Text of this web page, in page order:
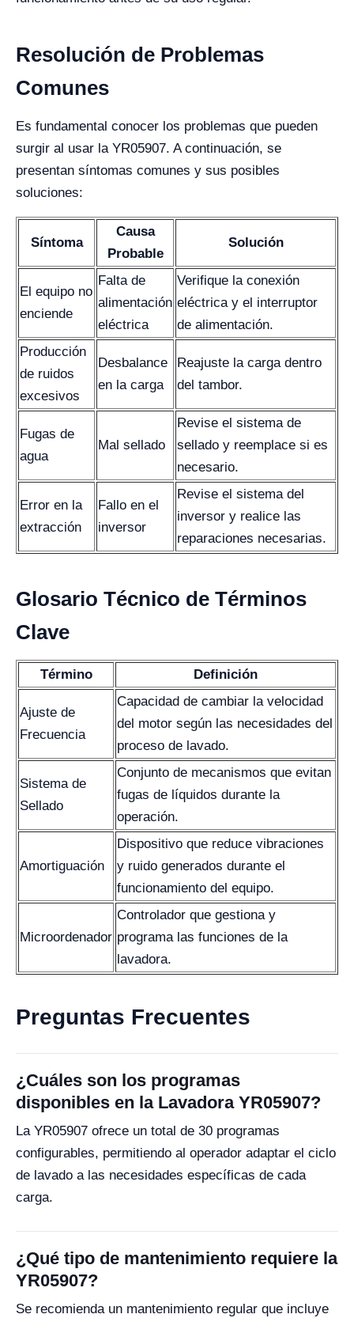
Resolución de Problemas
Comunes
Es fundamental conocer los problemas que pueden
surgir al usar la YR05907. A continuación, se
presentan síntomas comunes y sus posibles
soluciones:
Síntoma
Causa
Probable
Solución
El equipo no
enciende
Falta de
alimentación
eléctrica
Verifique la conexión
eléctrica y el interruptor
de alimentación.
Producción
de ruidos
excesivos
Desbalance
en la carga
Reajuste la carga dentro
del tambor.
Fugas de
agua
Mal sellado
Revise el sistema de
sellado y reemplace si es
necesario.
Error en la
extracción
Fallo en el
inversor
Revise el sistema del
inversor y realice las
reparaciones necesarias.
Glosario Técnico de Términos
Clave
Término Definición
Ajuste de
Frecuencia
Capacidad de cambiar la velocidad
del motor según las necesidades del
proceso de lavado.
Sistema de
Sellado
Conjunto de mecanismos que evitan
fugas de líquidos durante la
operación.
Amortiguación
Dispositivo que reduce vibraciones
y ruido generados durante el
funcionamiento del equipo.
Microordenador
Controlador que gestiona y
programa las funciones de la
lavadora.
Preguntas Frecuentes
¿Cuáles son los programas
disponibles en la Lavadora YR05907?
La YR05907 ofrece un total de 30 programas
configurables, permitiendo al operador adaptar el ciclo
de lavado a las necesidades específicas de cada
carga.
¿Qué tipo de mantenimiento requiere la
YR05907?
Se recomienda un mantenimiento regular que incluye